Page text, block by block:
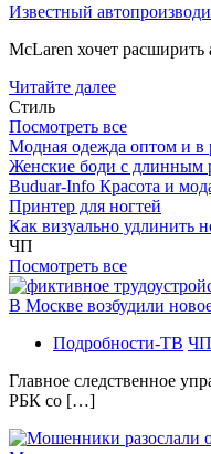
Известный
McLaren хочет
Читайте далее
Стиль
Посмотреть все
Модная одежда оптом и в
Женские боди с длинным
Buduar-Info Красота и
Принтер для ногтей
Как визуально удлинить
ЧП
Посмотреть все
В Москве возбудили
Подробности-ТВ ЧП
Главное следственное
РБК со […]